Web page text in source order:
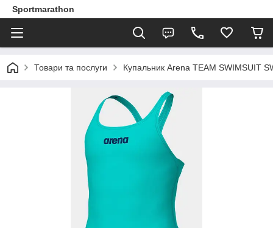
Sportmarathon
Товари та послуги Купальник Arena TEAM SWIMSUIT